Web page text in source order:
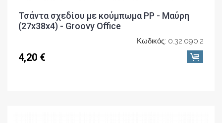
Τσάντα σχεδίου με κούμπωμα PP - Μαύρη
(27x38x4) - Groovy Office
Κωδικός: 0.32.090.2
4,20 €